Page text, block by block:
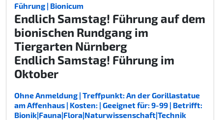
Führung | Bionicum
Endlich Samstag! Führung auf dem
bionischen Rundgang im
Tiergarten Nürnberg
Endlich Samstag! Führung im
Oktober
Ohne Anmeldung | Treffpunkt: An der Gorillastatue
am Affenhaus | Kosten: | Geeignet für: 9-99 | Betrifft:
Bionik|Fauna|Flora|Naturwissenschaft|Technik